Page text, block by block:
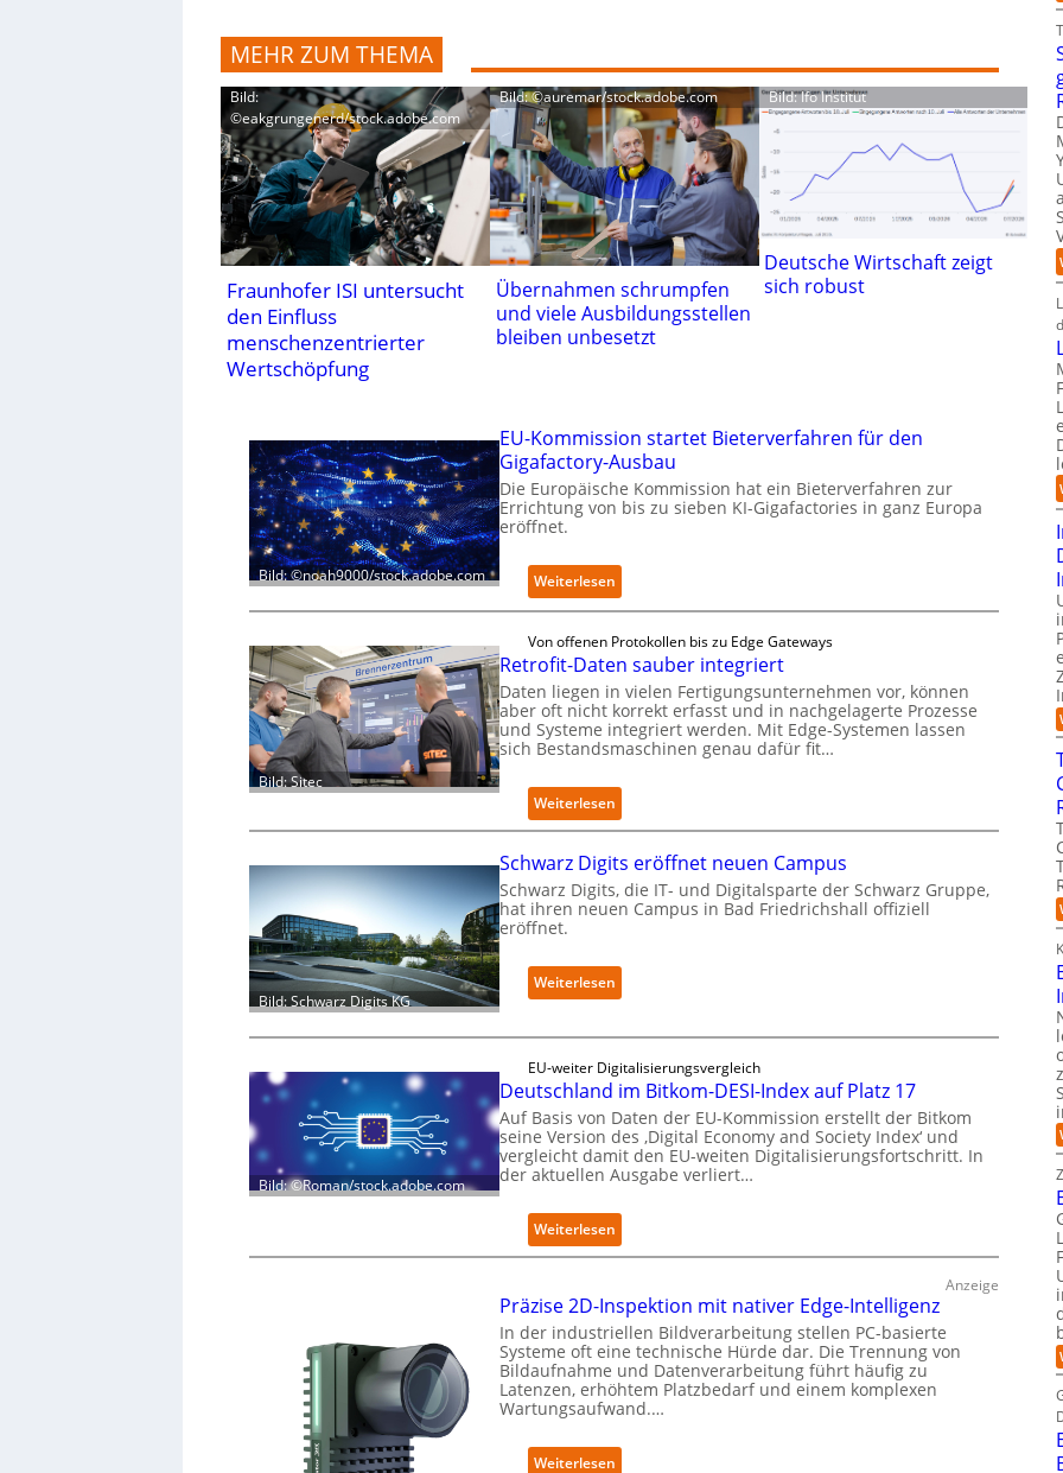
MEHR ZUM THEMA
Bild:
©eakgrungenerd/stock.adobe.com
Fraunhofer ISI untersucht
den Einfluss
menschenzentrierter
Wertschöpfung
Bild: ©auremar/stock.adobe.com
Übernahmen schrumpfen
und viele Ausbildungsstellen
bleiben unbesetzt
Bild: Ifo Institut
Deutsche Wirtschaft zeigt
sich robust
Bild: ©noah9000/stock.adobe.com
EU-Kommission startet Bieterverfahren für den
Gigafactory-Ausbau
Die Europäische Kommission hat ein Bieterverfahren zur
Errichtung von bis zu sieben KI-Gigafactories in ganz Europa
eröffnet.
Weiterlesen:
E
-
K
o
m
m
i
s
i
o
n
t
a
t
e
e
t
e
r
v
e
a
h
e
n
f
ü
r
d
n
Bild: Sitec
Von offenen Protokollen bis zu Edge Gateways
Retrofit-Daten sauber integriert
Daten liegen in vielen Fertigungsunternehmen vor, können
aber oft nicht korrekt erfasst und in nachgelagerte Prozesse
und Systeme integriert werden. Mit Edge-Systemen lassen
sich Bestandsmaschinen genau dafür fit…
Weiterlesen:
R
t
r
o
t
-
a
e
n
s
a
u
b
r
i
e
g
r
e
r
t
Bild: Schwarz Digits KG
Schwarz Digits eröffnet neuen Campus
Schwarz Digits, die IT- und Digitalsparte der Schwarz Gruppe,
hat ihren neuen Campus in Bad Friedrichshall offiziell
eröffnet.
Weiterlesen:
S
h
w
a
r
z
D
i
i
t
s
r
f
f
n
e
n
Bild: ©Roman/stock.adobe.com
EU-weiter Digitalisierungsvergleich
Deutschland im Bitkom-DESI-Index auf Platz 17
Auf Basis von Daten der EU-Kommission erstellt der Bitkom
seine Version des ‚Digital Economy and Society Index‘ und
vergleicht damit den EU-weiten Digitalisierungsfortschritt. In
der aktuellen Ausgabe verliert…
Weiterlesen:
D
t
s
c
h
l
a
d
Anzeige
Präzise 2D-Inspektion mit nativer Edge-Intelligenz
In der industriellen Bildverarbeitung stellen PC-basierte
Systeme oft eine technische Hürde dar. Die Trennung von
Bildaufnahme und Datenverarbeitung führt häufig zu
Latenzen, erhöhtem Platzbedarf und einem komplexen
Wartungsaufwand.…
Weiterlesen: